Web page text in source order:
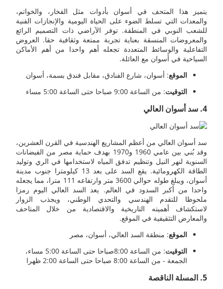
يتميز هذا المتحف في أسوان بأدوات مثل الفخار، والخواتم،
والمعدات التي تسلط الضوء على الحياة اليومية والإنجازات الفنية
للشعب النوبي في المنطقة. توفر الآراضي ذات التصميم الرائع
والمعروضات المنسقة بعناية تجربة ممتعة وثقافية حقا. العروض
التفاعلية والوسائط المتعددة تجعله أهم واحدا من أهم الأماكن
السياحية في أسوان مع العائلة.
الموقع: أسوان، شارع الفنادق، مقابل فندق بسمة، أسوان
التوقيت: من الساعة 9:00 صباحا حتى الساعة 5:00 مساء
4. سد أسوان العالي
سد أسوان العالي من أعظم المشاريع الهندسية في القرن العشرين،
وقد بُني بين عامي 1960 و1970 بهدف حماية مصر من الفيضانات
السنوية لنهر النيل وتنظيم تدفق المياه لاستخدامها في الري وتوليد
الطاقة الكهرومائية. يقع السد على بعد 13 كيلومترا جنوب مدينة
أسوان، ويبلغ طوله حوالي 3600 متر وارتفاعه 111 مترا، مما يجعله
واحدا من أكبر السدود في العالم. يعد السد العالي اليوم رمزا
ملحوظا للتقدم الهندسي والتحدي الوطني، ويجذب الزوار
لاستكشاف أهميته التاريخية والاقتصادية من خلال المتاحف
والمعارض التثقيفية في الموقع.
الموقع: منطقة السد العالي، أسوان، مصر
التوقيت
: من الساعة 8:00صباحا حتى الساعة 5:00 مساء،
الجمعة - من الساعة 8:00 صباحا حتى الساعة 2:00 ظهرا
5. المسلة الناقصة